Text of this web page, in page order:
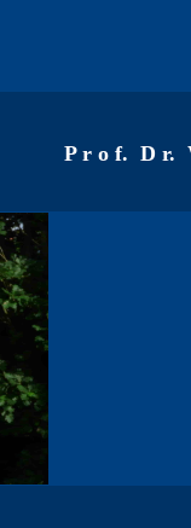
P r o f. D r.